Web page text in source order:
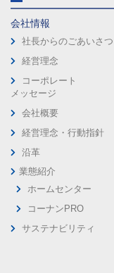
会社情報
社長からのごあいさつ
経営理念
コーポレート
メッセージ
会社概要
経営理念・行動指針
沿革
業態紹介
ホームセンター
コーナンPRO
サステナビリティ